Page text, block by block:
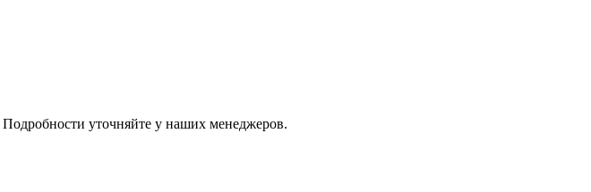
Подробности уточняйте у наших менеджеров.